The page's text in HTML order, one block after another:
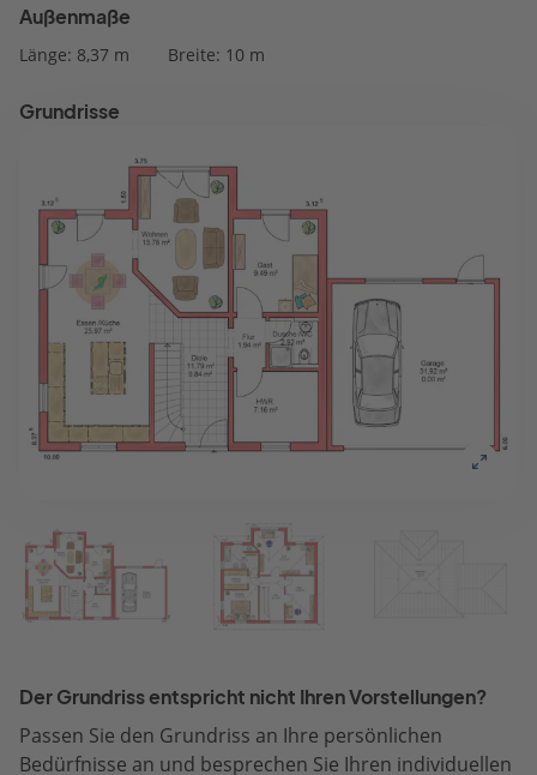
Außenmaße
Länge: 8,37 m Breite: 10 m
Grundrisse
Der Grundriss entspricht nicht Ihren Vorstellungen?
Passen Sie den Grundriss an Ihre persönlichen
Bedürfnisse an und besprechen Sie Ihren individuellen